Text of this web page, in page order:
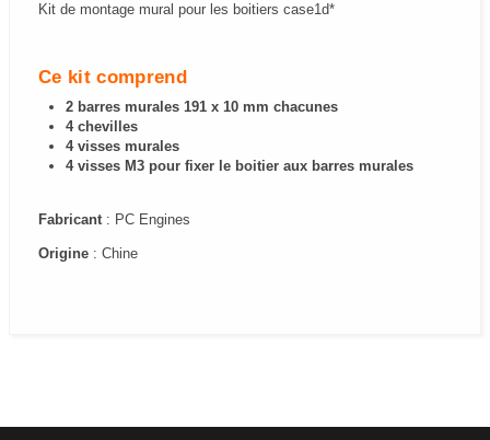
Kit de montage mural pour les boitiers case1d*
Ce kit comprend
2 barres murales 191 x 10 mm chacunes
4 chevilles
4 visses murales
4 visses M3 pour fixer le boitier aux barres murales
Fabricant : PC Engines
Origine : Chine